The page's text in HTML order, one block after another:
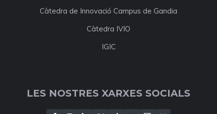
Càtedra de Innovació Campus de Gandia
Càtedra IVIO
IGIC
LES NOSTRES XARXES SOCIALS